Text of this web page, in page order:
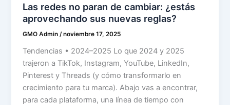
Las redes no paran de cambiar: ¿estás
aprovechando sus nuevas reglas?
GMO Admin/noviembre 17, 2025
Tendencias • 2024–2025 Lo que 2024 y 2025
trajeron a TikTok, Instagram, YouTube, LinkedIn,
Pinterest y Threads (y cómo transformarlo en
crecimiento para tu marca). Abajo vas a encontrar,
para cada plataforma, una línea de tiempo con